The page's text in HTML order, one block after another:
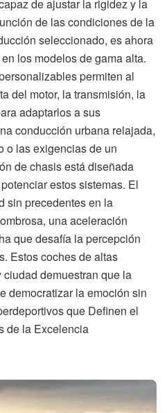
de ajustar la rigidez y la
de las condiciones de la
seleccionado, es ahora
los modelos de gama alta.
permiten al
del motor, la transmisión, la
adaptarlos a sus
conducción urbana relajada,
o las exigencias de un
de chasis está diseñada
estos sistemas. El
sin precedentes en la
una aceleración
que desafía la percepción
Estos coches de altas
demuestran que la
democratizar la emoción sin
que Definen el
de la Excelencia